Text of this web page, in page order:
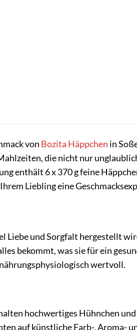
von Bozita Häppchen in
die nicht nur
enthält 6 x 370 g feine
Liebling eine
Liebe und Sorgfalt hergestellt
bekommt, was sie für ein
wertvoll.
hochwertiges Hühnchen
auf künstliche Farb-, Aroma-